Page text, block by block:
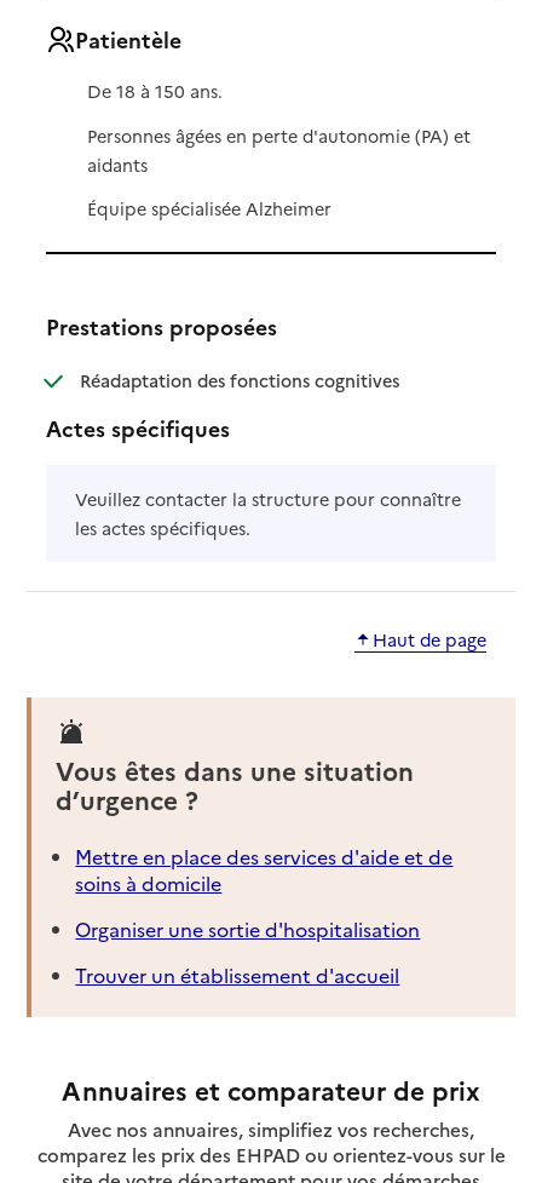
Patientèle
De 18 à 150 ans.
Personnes âgées en perte d'autonomie (PA) et
aidants
Équipe spécialisée Alzheimer
Prestations proposées
Réadaptation des fonctions cognitives: disponible
: non disponible
Actes spécifiques
Veuillez contacter la structure pour connaître
les actes spécifiques.
Haut de page
Vous êtes dans une situation
d’urgence ?
Mettre en place des services d'aide et de
soins à domicile
Organiser une sortie d'hospitalisation
Trouver un établissement d'accueil
Annuaires et comparateur de prix
Avec nos annuaires, simplifiez vos recherches,
comparez les prix des EHPAD ou orientez-vous sur le